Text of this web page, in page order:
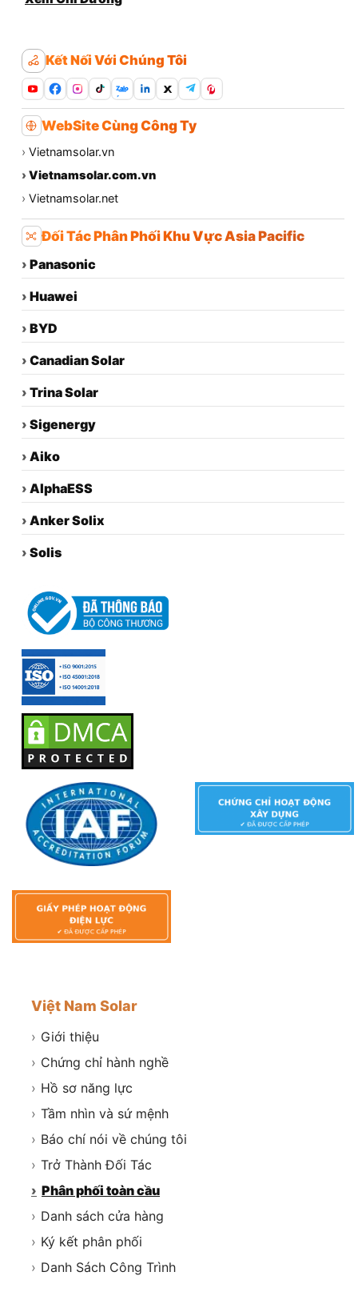
Kết Nối Với Chúng Tôi
Zalo
WebSite Cùng Công Ty
› Vietnamsolar.vn
› Vietnamsolar.com.vn
› Vietnamsolar.net
Đối Tác Phân Phối Khu Vực Asia Pacific
› Panasonic
› Huawei
› BYD
› Canadian Solar
› Trina Solar
› Sigenergy
› Aiko
› AlphaESS
› Anker Solix
› Solis
Việt Nam Solar
› Giới thiệu
› Chứng chỉ hành nghề
› Hồ sơ năng lực
› Tầm nhìn và sứ mệnh
› Báo chí nói về chúng tôi
› Trở Thành Đối Tác
› Phân phối toàn cầu
› Danh sách cửa hàng
› Ký kết phân phối
› Danh Sách Công Trình